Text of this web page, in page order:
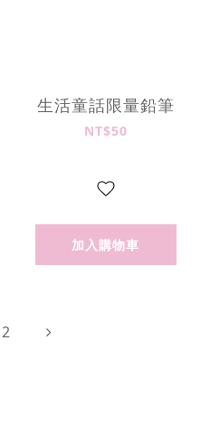
生活童話限量鉛筆
NT$50
加入購物車
2